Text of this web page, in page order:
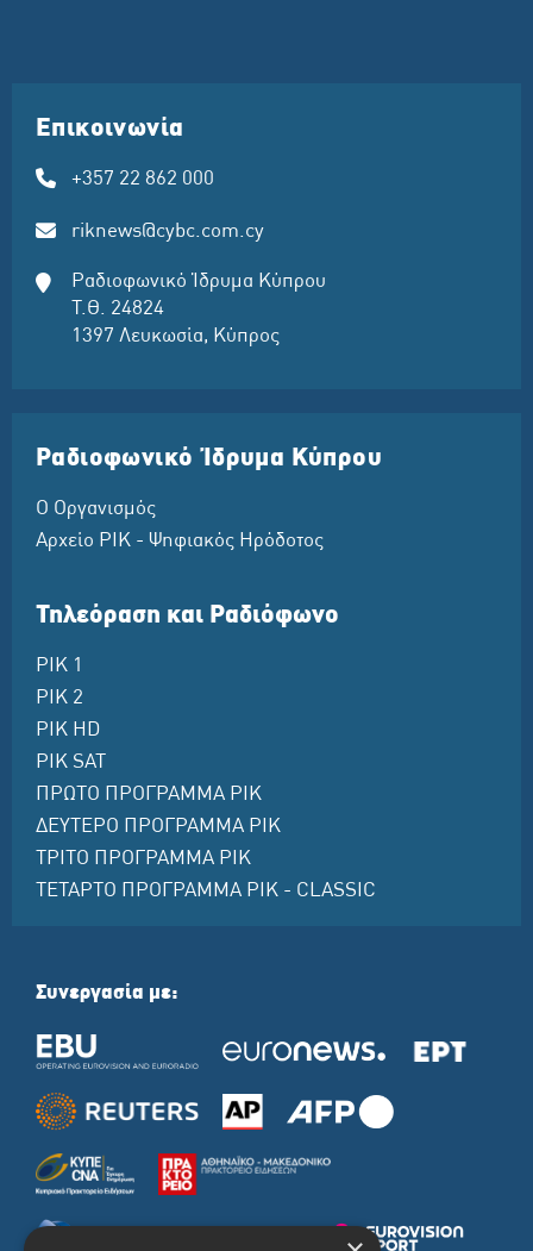
Επικοινωνία
+357 22 862 000
riknews@cybc.com.cy
Ραδιοφωνικό Ίδρυμα Κύπρου
Τ.Θ. 24824
1397 Λευκωσία, Κύπρος
Ραδιοφωνικό Ίδρυμα Κύπρου
Ο Οργανισμός
Αρχείο ΡΙΚ - Ψηφιακός Ηρόδοτος
Τηλεόραση και Ραδιόφωνο
ΡΙΚ 1
ΡΙΚ 2
ΡΙΚ HD
ΡΙΚ SAT
ΠΡΩΤΟ ΠΡΟΓΡΑΜΜΑ ΡΙΚ
ΔΕΥΤΕΡΟ ΠΡΟΓΡΑΜΜΑ ΡΙΚ
ΤΡΙΤΟ ΠΡΟΓΡΑΜΜΑ ΡΙΚ
ΤΕΤΑΡΤΟ ΠΡΟΓΡΑΜΜΑ ΡΙΚ - CLASSIC
Συνεργασία με: